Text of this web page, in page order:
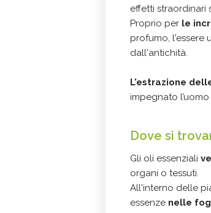
effetti straordinari
Proprio per le
profumo, l'essere
dall'antichità.
L’estrazione
impegnato
Dove si
Gli oli essenziali
organi o tessuti.
All'interno delle
essenze nelle